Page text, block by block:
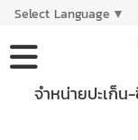
Select Language ▼
จำหน่ายปะเก็